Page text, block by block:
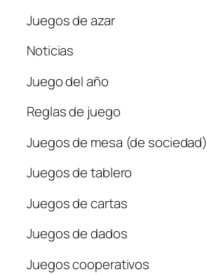
Juegos de azar
Noticias
Juego del año
Reglas de juego
Juegos de mesa (de sociedad)
Juegos de tablero
Juegos de cartas
Juegos de dados
Juegos cooperativos